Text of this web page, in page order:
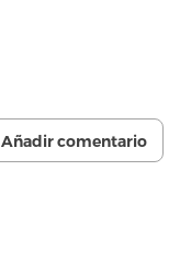
Añadir comentario